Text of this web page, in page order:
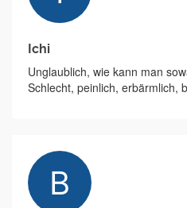
Ichi
Unglaublich, wie kann man
Schlecht, peinlich, erbärmlich,